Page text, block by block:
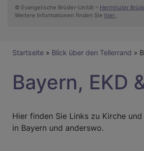
© Evangelische Brüder-Unität – Herrnhuter
Weitere Informationen finden Sie hier .
Breadcrumb
Startseite Blick über den Tellerrand
Bayern, EKD
Hier finden Sie Links zu Kirche
in Bayern und anderswo.